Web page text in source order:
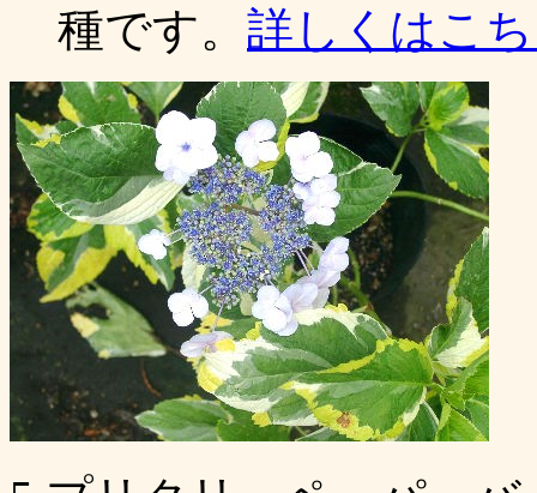
種です。 詳しくはこ